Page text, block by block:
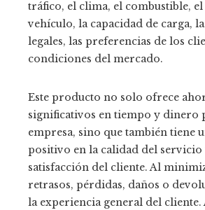
tráfico, el clima, el combustible,
vehículo, la capacidad de carga,
legales, las preferencias de los
condiciones del mercado.
Este producto no solo ofrece
significativos en tiempo y dinero
empresa, sino que también tiene
positivo en la calidad del servicio
satisfacción del cliente. Al
retrasos, pérdidas, daños o
la experiencia general del cliente.